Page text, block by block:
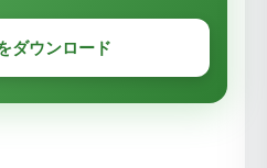
ダウンロード